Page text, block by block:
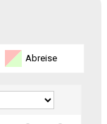
Abreise